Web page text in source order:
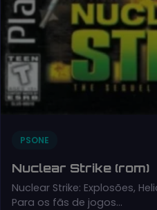
PSONE
Nuclear Strike (rom)
Nuclear Strike: Explosões,
Para os fãs de jogos…